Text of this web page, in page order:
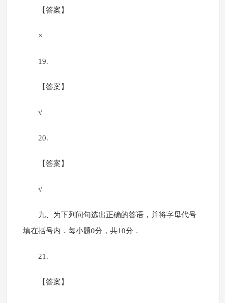
【答案】
×
19.
【答案】
√
20.
【答案】
√
九、为下列问句选出正确的答语，并将字母代号
填在括号内．每小题0分，共10分．
21.
【答案】